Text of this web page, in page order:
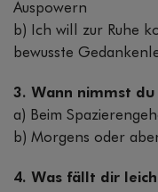
Auspowern
b) Ich will zur Ruhe
bewusste
3. Wann nimmst
a) Beim
b) Morgens oder
4. Was fällt dir